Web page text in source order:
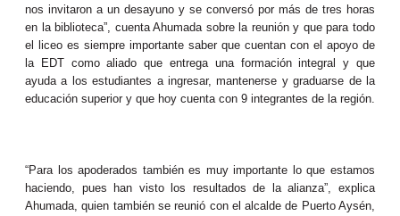
nos invitaron a un desayuno y se conversó por más de tres horas
en la biblioteca”, cuenta Ahumada sobre la reunión y que para todo
el liceo es siempre importante saber que cuentan con el apoyo de
la EDT como aliado que entrega una formación integral y que
ayuda a los estudiantes a ingresar, mantenerse y graduarse de la
educación superior y que hoy cuenta con 9 integrantes de la región.
“Para los apoderados también es muy importante lo que estamos
haciendo, pues han visto los resultados de la alianza”, explica
Ahumada, quien también se reunió con el alcalde de Puerto Aysén,